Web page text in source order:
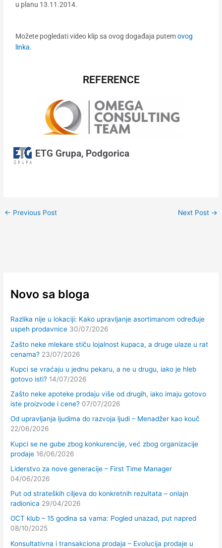
u planu 13.11.2014.
Možete pogledati video klip sa ovog događaja putemovog
linka.
REFERENCE
ETG Grupa, Podgorica
← Previous Post Next Post →
Novo sa bloga
Razlika nije u lokaciji: Kako upravljanje asortimanom određuje
uspeh prodavnice 30/07/2026
Zašto neke mlekare stiču lojalnost kupaca, a druge ulaze u rat
cenama? 23/07/2026
Kupci se vraćaju u jednu pekaru, a ne u drugu, iako je hleb
gotovo isti? 14/07/2026
Zašto neke apoteke prodaju više od drugih, iako imaju gotovo
iste proizvode i cene? 07/07/2026
Od upravljanja ljudima do razvoja ljudi – Menadžer kao kouč
22/06/2026
Kupci se ne gube zbog konkurencije, već zbog organizacije
prodaje 16/06/2026
Liderstvo za nove generacije – First Time Manager
04/06/2026
Put od strateških ciljeva do konkretnih rezultata – onlajn
radionica 29/04/2026
OCT klub – 15 godina sa vama: Pogled unazad, put napred
08/10/2025
Konsultativna i transakciona prodaja – Evolucija prodaje u